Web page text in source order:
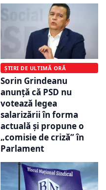
ȘTIRI DE ULTIMĂ ORĂ
Sorin Grindeanu
anunță că PSD nu
votează legea
salarizării în forma
actuală și propune o
„comisie de criză” în
Parlament